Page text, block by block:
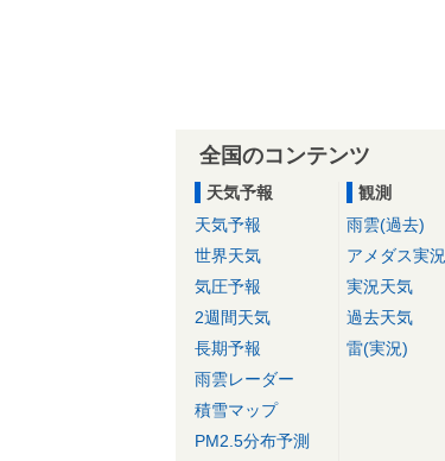
全国のコンテンツ
天気予報
天気予報
世界天気
気圧予報
2週間天気
長期予報
雨雲レーダー
積雪マップ
PM2.5分布予測
観測
雨雲(過去)
アメダス実況
実況天気
過去天気
雷(実況)